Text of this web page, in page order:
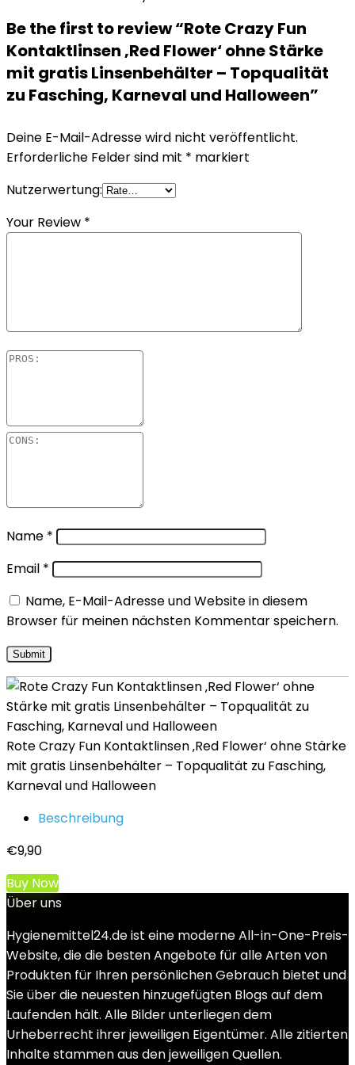
Be the first to review “Rote Crazy Fun
Kontaktlinsen ‚Red Flower‘ ohne Stärke
mit gratis Linsenbehälter – Topqualität
zu Fasching, Karneval und Halloween”
Deine E-Mail-Adresse wird nicht veröffentlicht.
Erforderliche Felder sind mit * markiert
Nutzerwertung:
Your Review *
Name *
Email *
Name, E-Mail-Adresse und Website in diesem
Browser für meinen nächsten Kommentar speichern.
Rote Crazy Fun Kontaktlinsen ‚Red Flower‘ ohne Stärke
mit gratis Linsenbehälter – Topqualität zu Fasching,
Karneval und Halloween
Beschreibung
€9,90
Buy Now
Über uns
Hygienemittel24.de ist eine moderne All-in-One-Preis-
Website, die die besten Angebote für alle Arten von
Produkten für Ihren persönlichen Gebrauch bietet und
Sie über die neuesten hinzugefügten Blogs auf dem
Laufenden hält. Alle Bilder unterliegen dem
Urheberrecht ihrer jeweiligen Eigentümer. Alle zitierten
Inhalte stammen aus den jeweiligen Quellen.